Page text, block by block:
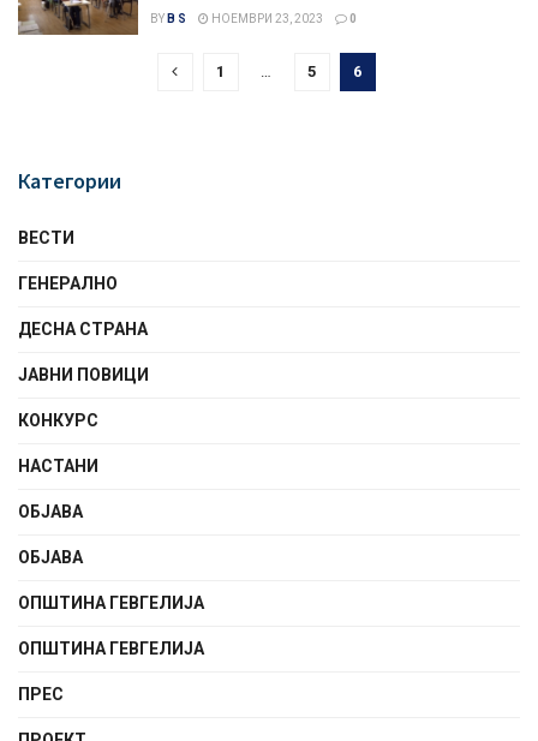
BY B S НОЕМВРИ 23, 2023 0
1 … 5 6
Категории
ВЕСТИ
ГЕНЕРАЛНО
ДЕСНА СТРАНА
ЈАВНИ ПОВИЦИ
КОНКУРС
НАСТАНИ
ОБЈАВА
ОБЈАВА
ОПШТИНА ГЕВГЕЛИЈА
ОПШТИНА ГЕВГЕЛИЈА
ПРЕС